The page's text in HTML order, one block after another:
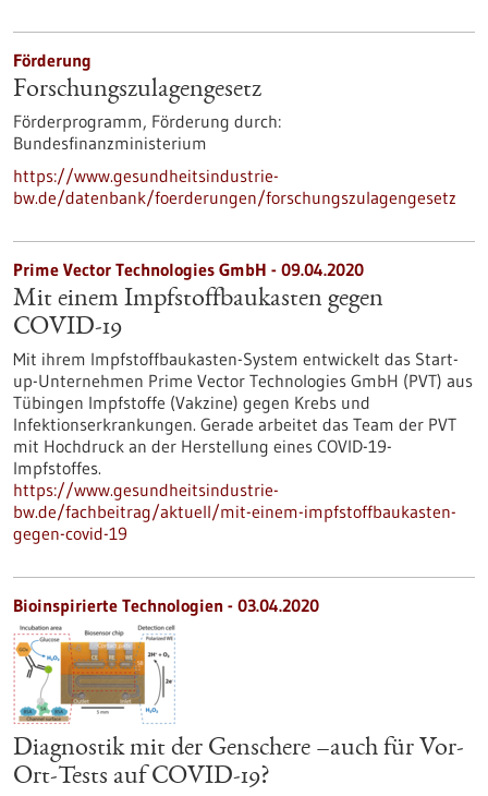
Förderung
Forschungszulagengesetz
Förderprogramm, Förderung durch:
Bundesfinanzministerium
https://www.gesundheitsindustrie-
bw.de/datenbank/foerderungen/forschungszulagengesetz
Prime Vector Technologies GmbH - 09.04.2020
Mit einem Impfstoffbaukasten gegen
COVID-19
Mit ihrem Impfstoffbaukasten-System entwickelt das Start-
up-Unternehmen Prime Vector Technologies GmbH (PVT) aus
Tübingen Impfstoffe (Vakzine) gegen Krebs und
Infektionserkrankungen. Gerade arbeitet das Team der PVT
mit Hochdruck an der Herstellung eines COVID-19-
Impfstoffes.
https://www.gesundheitsindustrie-
bw.de/fachbeitrag/aktuell/mit-einem-impfstoffbaukasten-
gegen-covid-19
Bioinspirierte Technologien - 03.04.2020
Diagnostik mit der Genschere –auch für Vor-
Ort-Tests auf COVID-19?